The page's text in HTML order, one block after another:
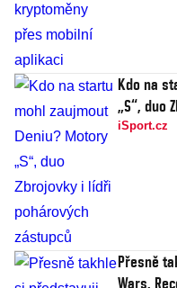
Kdo na
„S“, duo
iSport.cz
Přesně
Wars.